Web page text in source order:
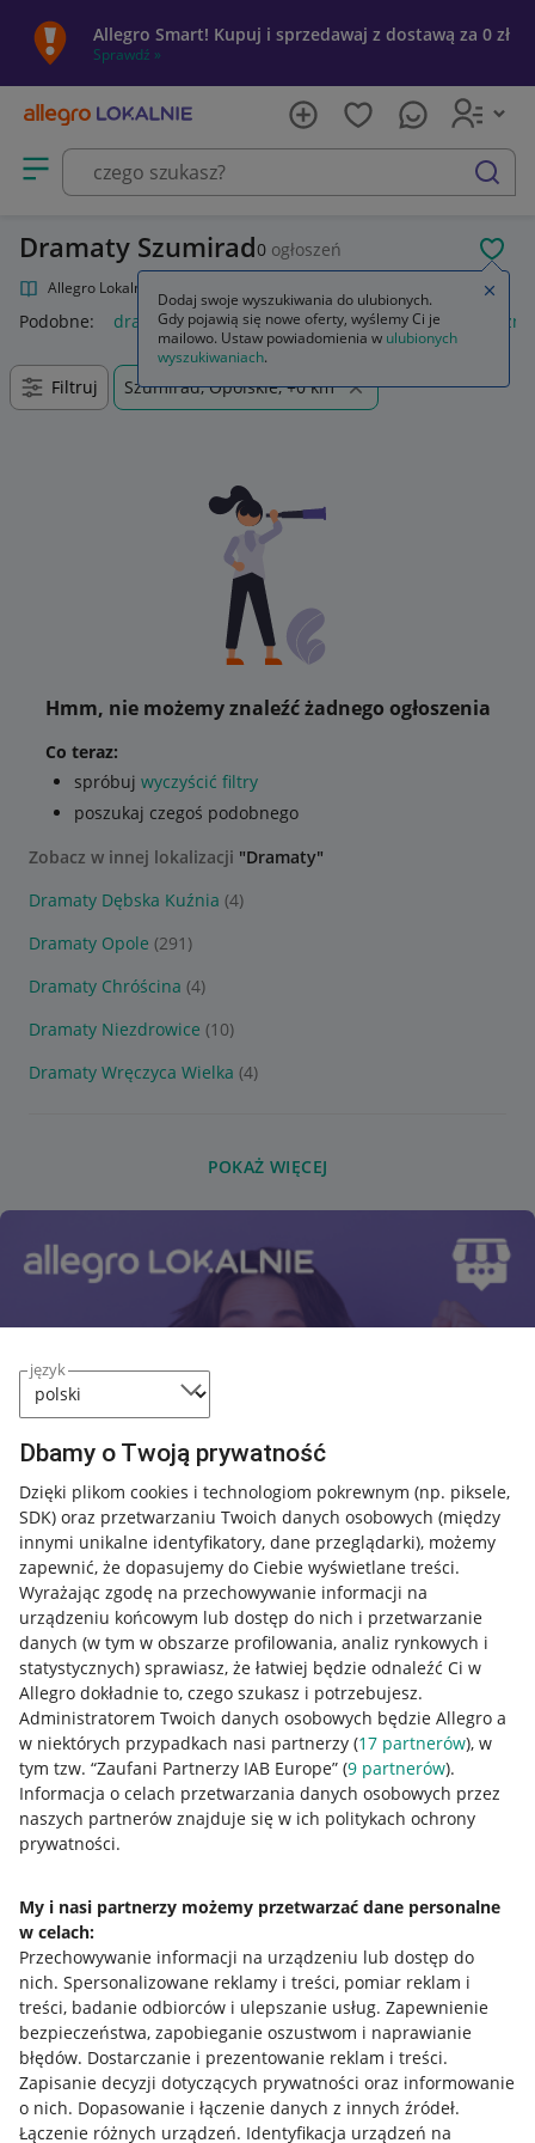
język
Dbamy o Twoją prywatność
Dzięki plikom cookies i technologiom pokrewnym (np. piksele,
SDK) oraz przetwarzaniu Twoich danych osobowych (między
innymi unikalne identyfikatory, dane przeglądarki), możemy
zapewnić, że dopasujemy do Ciebie wyświetlane treści.
Wyrażając zgodę na przechowywanie informacji na
urządzeniu końcowym lub dostęp do nich i przetwarzanie
danych (w tym w obszarze profilowania, analiz rynkowych i
statystycznych) sprawiasz, że łatwiej będzie odnaleźć Ci w
Allegro dokładnie to, czego szukasz i potrzebujesz.
Administratorem Twoich danych osobowych będzie Allegro a
w niektórych przypadkach nasi partnerzy (17 partnerów), w
tym tzw. “Zaufani Partnerzy IAB Europe” (9 partnerów).
Informacja o celach przetwarzania danych osobowych przez
naszych partnerów znajduje się w ich politykach ochrony
prywatności.
My i nasi partnerzy możemy przetwarzać dane personalne
w celach:
Przechowywanie informacji na urządzeniu lub dostęp do
nich. Spersonalizowane reklamy i treści, pomiar reklam i
treści, badanie odbiorców i ulepszanie usług. Zapewnienie
bezpieczeństwa, zapobieganie oszustwom i naprawianie
błędów. Dostarczanie i prezentowanie reklam i treści.
Zapisanie decyzji dotyczących prywatności oraz informowanie
o nich. Dopasowanie i łączenie danych z innych źródeł.
Łączenie różnych urządzeń. Identyfikacja urządzeń na
Allegro Smart! Kupuj i sprzedawaj z dostawą za 0 zł
Sprawdź »
Otwórz menu z kategoriami
szukaj
Dramaty Szumirad0 ogłoszeń
Allegro Lokalnie
Podobne: dramaty dramaty utwory sceniczne dramatyczne
Filtruj Szumirad, Opolskie, +0 km
Hmm, nie możemy znaleźć żadnego ogłoszenia
Co teraz:
spróbuj wyczyścić filtry
poszukaj czegoś podobnego
Zobacz w innej lokalizacji "Dramaty"
Dramaty Dębska Kuźnia (4)
Dramaty Opole (291)
Dramaty Chróścina (4)
Dramaty Niezdrowice (10)
Dramaty Wręczyca Wielka (4)
POKAŻ WIĘCEJ
Przydatne informacje
Jak to działa
Napisz do nas
Allegro Gadane dla sprzedających
Mapa miejscowości
Informacje prawne
Regulamin
Polityka plików "cookies"
Ustawienia plików "cookies"
Dodaj swoje wyszukiwania do ulubionych.
Gdy pojawią się nowe oferty, wyślemy Ci je
mailowo. Ustaw powiadomienia w ulubionych
wyszukiwaniach.